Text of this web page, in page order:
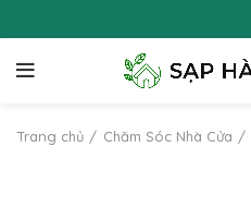
Trang chủ Chăm Sóc Nhà Cửa